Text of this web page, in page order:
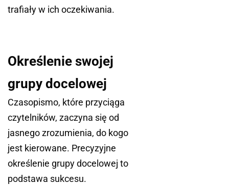
trafiały w ich oczekiwania.
Określenie swojej
grupy docelowej
Czasopismo, które przyciąga
czytelników, zaczyna się od
jasnego zrozumienia, do kogo
jest kierowane. Precyzyjne
określenie grupy docelowej to
podstawa sukcesu.